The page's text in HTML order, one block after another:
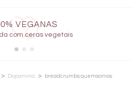
VEGANAS
com ceras vegetais
> Dopamina > breadcrumbs.quemsomos